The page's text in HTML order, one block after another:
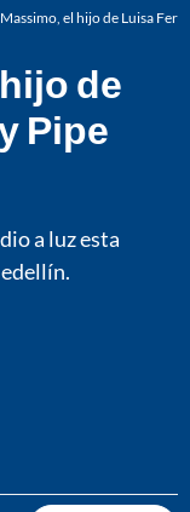
el hijo de Luisa
de
Pipe
a luz esta